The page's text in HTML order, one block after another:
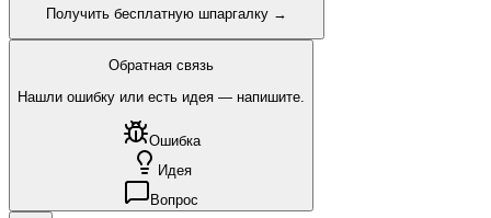
Получить бесплатную шпаргалку →
Обратная связь
Нашли ошибку или есть идея — напишите.
Ошибка
Идея
Вопрос